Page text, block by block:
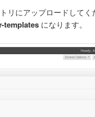
リにアップロードしてく
templatesになります。